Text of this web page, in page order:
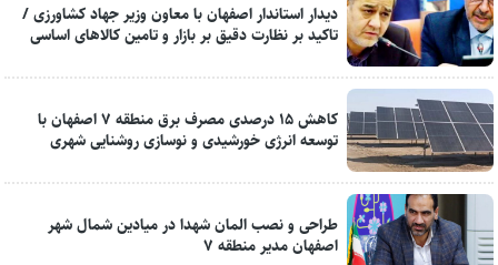
دیدار استاندار اصفهان با معاون وزیر جهاد کشاورزی /
تاکید بر نظارت دقیق بر بازار و تامین کالاهای اساسی
کاهش ۱۵ درصدی مصرف برق منطقه ۷ اصفهان با
توسعه انرژی خورشیدی و نوسازی روشنایی شهری
طراحی و نصب المان شهدا در میادین شمال شهر
اصفهان مدیر منطقه ۷